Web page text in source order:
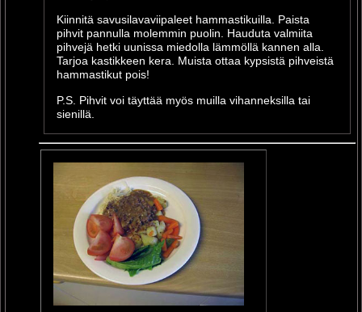
Kiinnitä savusilavaviipaleet hammastikuilla. Paista
pihvit pannulla molemmin puolin. Hauduta valmiita
pihvejä hetki uunissa miedolla lämmöllä kannen alla.
Tarjoa kastikkeen kera. Muista ottaa kypsistä pihveistä
hammastikut pois!
P.S. Pihvit voi täyttää myös muilla vihanneksilla tai
sienillä.